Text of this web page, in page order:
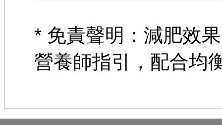
* 免責聲明：減肥效
營養師指引，配合均